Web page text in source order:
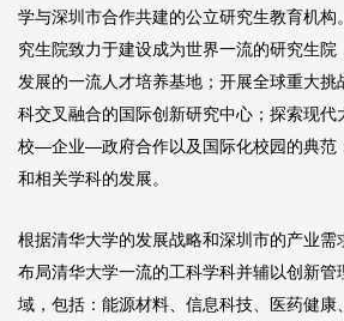
学与深圳市合作共建的公立研究生教育机构
究生院致力于建设成为世界一流的研究生
发展的一流人才培养基地；开展全球重大挑
科交叉融合的国际创新研究中心；探索现代
校—企业—政府合作以及国际化校园的典范
和相关学科的发展。
根据清华大学的发展战略和深圳市的产业需
布局清华大学一流的工科学科并辅以创新管
域，包括：能源材料、信息科技、医药健康